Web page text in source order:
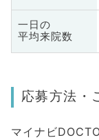
一日の
平均来院数
応募方法・
マイナビ